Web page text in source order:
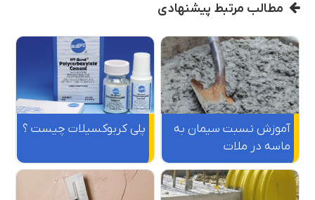
مطالب مرتبط پیشنهادی
آموزش نسبت سیمان به
ماسه در ملات
پلی کربوکسیلات چیست ؟